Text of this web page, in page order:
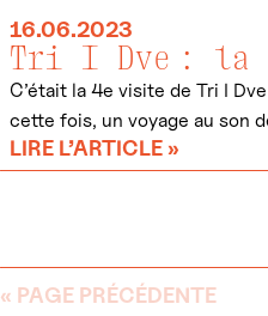
16.06.2023
Tri I Dve : la
C’était la 4e visite de Tri I
cette fois, un voyage au son
LIRE L’ARTICLE »
« PAGE PRÉCÉDENTE